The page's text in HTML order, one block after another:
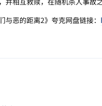
与恶的距离2》夸克网盘链接：